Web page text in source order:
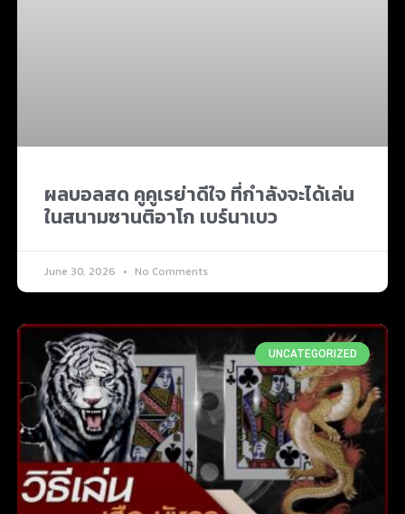
ผลบอลสด คูคูเรย่าดีใจ ที่กำลังจะได้เล่น
ในสนามซานติอาโก เบร์นาเบว
June 30, 2026 No Comments
UNCATEGORIZED